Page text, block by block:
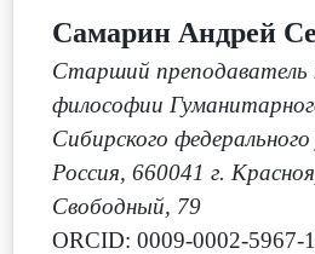
Самарин Андрей
Старший преподаватель
философии
Сибирского
Россия, 660041 г.
Свободный, 79
ORCID: 0009-0002-5967-